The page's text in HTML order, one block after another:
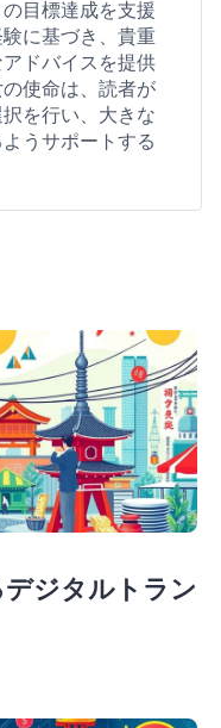
目標達成を支援
に基づき、貴重
ドバイスを提供
使命は、読者が
を行い、大きな
うサポートする
デジタルトラン